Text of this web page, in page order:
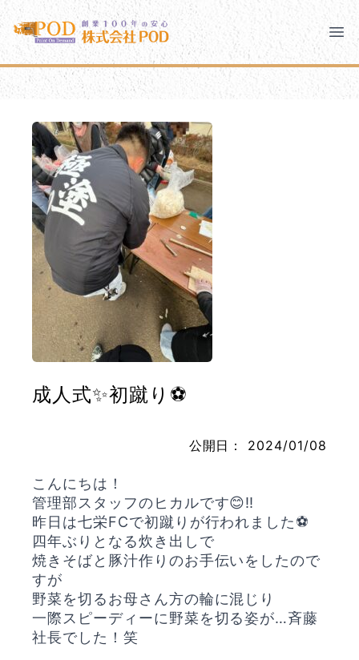
メインコンテンツにスキップ
株式会社ペイント・オン・デマンド
千葉の外壁塗装・屋根塗装なら創業100年の安心 ペイン
株式会社ペイント・オン・デマンド
モバイルメニュー
PODのまちづくり 安心の取り組み
ご相談と流れ よくあるご質問
PODについて
成人式✨初蹴り⚽️
公開日： 2024/01/08
こんにちは！
管理部スタッフのヒカルです😊‼️
昨日は七栄FCで初蹴りが行われました⚽️
四年ぶりとなる炊き出しで
焼きそばと豚汁作りのお手伝いをしたので
すが
野菜を切るお母さん方の輪に混じり
一際スピーディーに野菜を切る姿が…斉藤
社長でした！笑